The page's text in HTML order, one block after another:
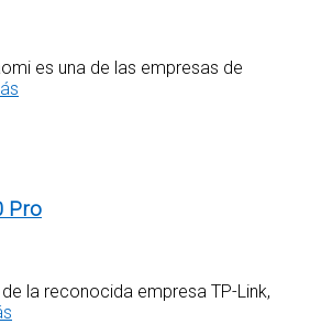
es una de las empresas de
Pro
la reconocida empresa TP-Link,